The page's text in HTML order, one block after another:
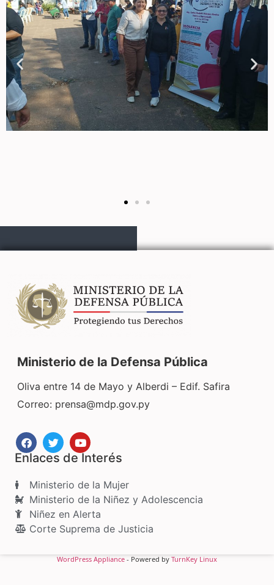
Ministerio de la Defensa Pública
Oliva entre 14 de Mayo y Alberdi – Edif. Safira
Correo: prensa@mdp.gov.py
Enlaces de Interés
Ministerio de la Mujer
Ministerio de la Niñez y Adolescencia
Niñez en Alerta
Corte Suprema de Justicia
WordPress Appliance - Powered by TurnKey Linux